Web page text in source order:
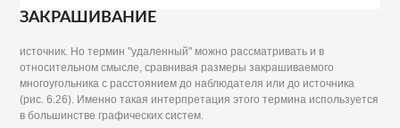
ЗАКРАШИВАНИЕ
источник. Но термин "удаленный" можно рассматривать и в
относительном смысле, сравнивая размеры закрашиваемого
многоугольника с расстоянием до наблюдателя или до источника
(рис. 6.26). Именно такая интерпретация этого термина используется
в большинстве графических систем.